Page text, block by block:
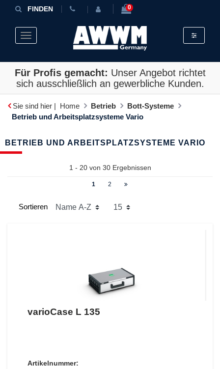
FINDEN 0
Toggle navigation Toggle
Für Profis gemacht: Unser Angebot richtet
sich ausschließlich an gewerbliche Kunden.
Sie sind hier | Home Betrieb
Bott-Systeme
Betrieb und Arbeitsplatz­systeme Vario
BETRIEB UND ARBEITSPLATZ­SYSTEME VARIO
1 - 20 von 30Ergebnissen
1 2
Sortieren
varioCase L 135
Artikelnummer: